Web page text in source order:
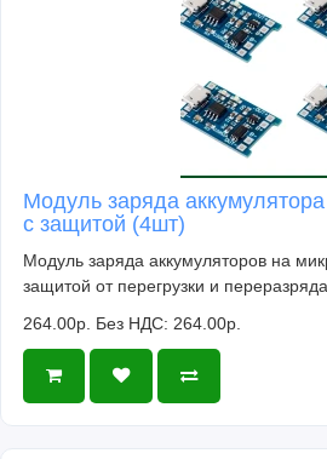
Модуль заряда
с защитой (4шт)
Модуль заряда аккумуляторов на
защитой от перегрузки и
264.00р. Без НДС: 264.00р.